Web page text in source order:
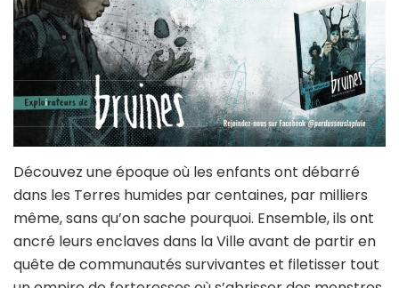
Découvez une époque où les enfants ont débarré
dans les Terres humides par centaines, par milliers
même, sans qu’on sache pourquoi. Ensemble, ils ont
ancré leurs enclaves dans la Ville avant de partir en
quête de communautés survivantes et filetisser tout